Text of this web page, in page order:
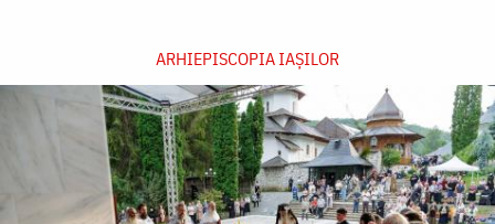
ARHIEPISCOPIA IAŞILOR